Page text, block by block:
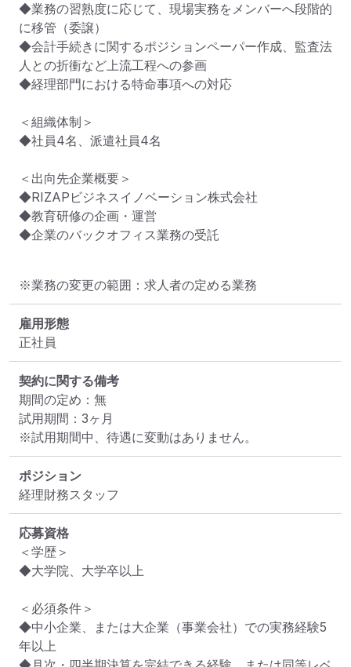
◆業務の習熟度に応じて、現場実務をメンバーへ段階的
に移管（委譲）
◆会計手続きに関するポジションペーパー作成、監査法
人との折衝など上流工程への参画
◆経理部門における特命事項への対応
＜組織体制＞
◆社員4名、派遣社員4名
＜出向先企業概要＞
◆RIZAPビジネスイノベーション株式会社
◆教育研修の企画・運営
◆企業のバックオフィス業務の受託
※業務の変更の範囲：求人者の定める業務
雇用形態
正社員
契約に関する備考
期間の定め：無
試用期間：3ヶ月
※試用期間中、待遇に変動はありません。
ポジション
経理財務スタッフ
応募資格
＜学歴＞
◆大学院、大学卒以上
＜必須条件＞
◆中小企業、または大企業（事業会社）での実務経験5
年以上